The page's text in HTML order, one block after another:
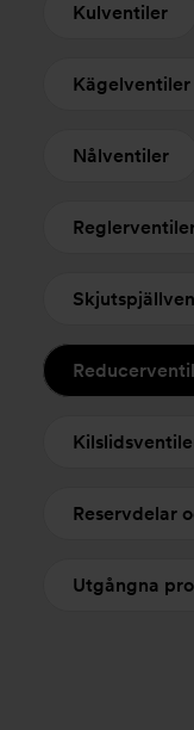
Kulventiler
Kägelventiler
Nålventiler
Reservdelar
Utgångna